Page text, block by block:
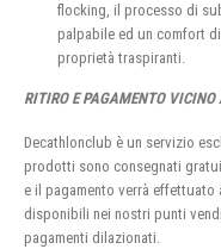
flocking, il processo di
palpabile ed un comfort
proprietà traspiranti.
RITIRO E PAGAMENTO VICINO
Decathlonclub è un servizio
prodotti sono consegnati
e il pagamento verrà
disponibili nei nostri punti
pagamenti dilazionati.